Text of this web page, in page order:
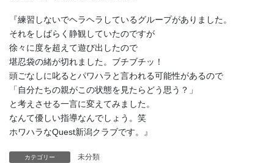
『練習しないでヘラヘラしているグループがありました。
それをしばらく静観していたのですが
徐々に度を超えて遊び出したので
堪忍袋の緒が切れました。ブチブチッ！
頭ごなしに叱るとパワハラと言われる可能性があるので
「自分たちの親がこの状態を見たらどう思う？」
と考えさせる一言に変えてみました。
なんて優しい指導なんでしょう。笑
ホワハラなQuest新潟クラブです。』
カテゴリー 未分類